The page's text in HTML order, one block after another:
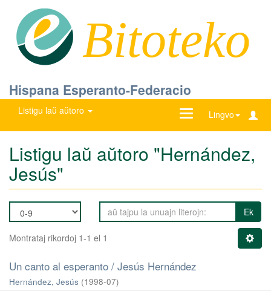
Bitoteko
Hispana Esperanto-Federacio
Listigu laŭ aŭtoro Lingvo
Ŝanĝu
Listigu laŭ aŭtoro "Hernández,
Jesús"
Ek
Montrataj rikordoj 1-1 el 1
Un canto al esperanto / Jesús Hernández
Hernández, Jesús (1998-07)